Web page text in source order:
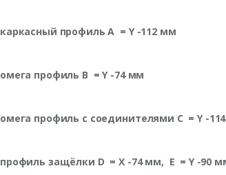
каркасный профиль A = Y -112 мм
омега профиль B = Y -74 мм
омега профиль с соединителями C = Y -
профиль защёлки D = X -74 мм, E = Y -90